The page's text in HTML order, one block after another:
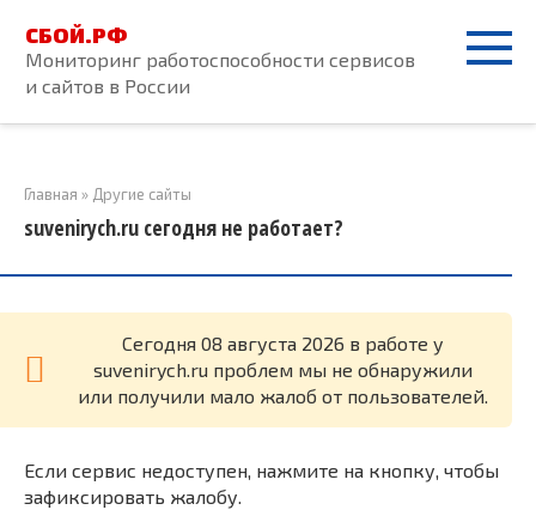
контенту
СБОЙ.РФ
Мониторинг работоспособности сервисов
и сайтов в России
Главная » Другие сайты
suvenirych.ru сегодня не работает?
Cегодня 08 августа 2026 в работе у
suvenirych.ru проблем мы не обнаружили
или получили мало жалоб от пользователей.
Если сервис недоступен, нажмите на кнопку, чтобы
зафиксировать жалобу.